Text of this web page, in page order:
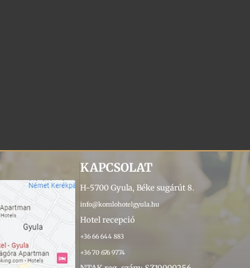
KAPCSOLAT
H-5700 Gyula, Béke sugárút 8.
info@komlohotelgyula.hu
Hotel recepció
+36 66 644 883
+36 70 676 9774